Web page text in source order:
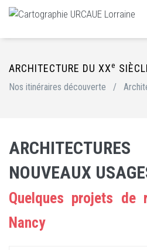
ARCHITECTURE DU XXe
Nos itinéraires découverte /
NOUVEAUX
Quelques projets de
Nancy